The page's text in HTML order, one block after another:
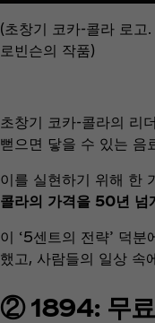
(초창기 코카-콜라 로고
로빈슨의 작품)
초창기 코카-콜라의 리
뻗으면 닿을 수 있는 음
이를 실현하기 위해 한
콜라의 가격을 50년 넘
이 ‘5센트의 전략’ 덕
했고, 사람들의 일상 속
② 1894: 무료